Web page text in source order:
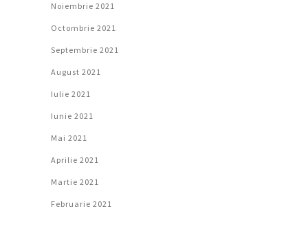
Noiembrie 2021
Octombrie 2021
Septembrie 2021
August 2021
Iulie 2021
Iunie 2021
Mai 2021
Aprilie 2021
Martie 2021
Februarie 2021